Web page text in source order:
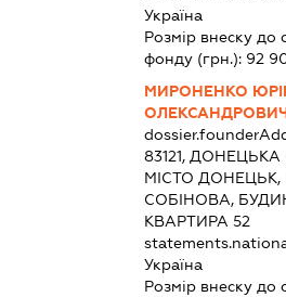
Україна
Розмір внеску до
фонду (грн.): 92
МИРОНЕНКО
83121, ДОНЕЦЬКА
МІСТО ДОНЕЦЬК,
СОБІНОВА,
КВАРТИРА 52
Україна
Розмір внеску до